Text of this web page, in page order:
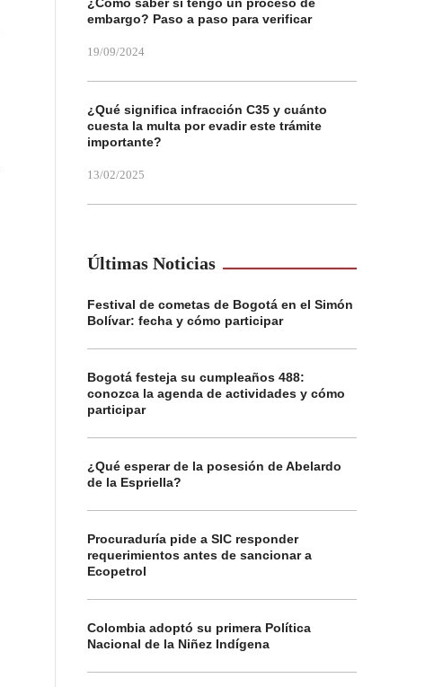
embargo? Paso a paso para verificar
19/09/2024
¿Qué significa infracción C35 y cuánto
cuesta la multa por evadir este trámite
importante?
13/02/2025
Últimas Noticias
Festival de cometas de Bogotá en el Simón
Bolívar: fecha y cómo participar
Bogotá festeja su cumpleaños 488:
conozca la agenda de actividades y cómo
participar
¿Qué esperar de la posesión de Abelardo
de la Espriella?
Procuraduría pide a SIC responder
requerimientos antes de sancionar a
Ecopetrol
Colombia adoptó su primera Política
Nacional de la Niñez Indígena